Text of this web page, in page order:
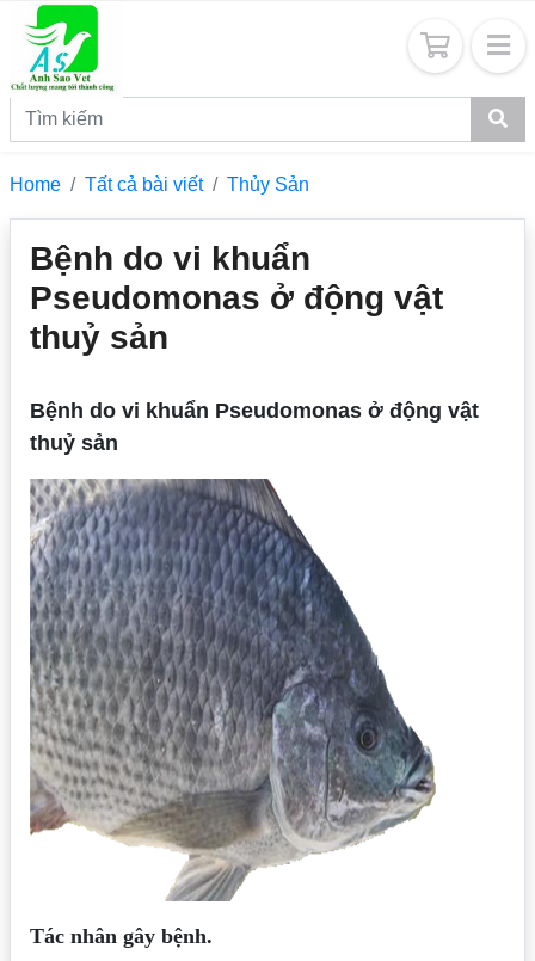
Home Tất cả bài viết Thủy Sản
Bệnh do vi khuẩn
Pseudomonas ở động vật
thuỷ sản
Bệnh do vi khuẩn Pseudomonas ở động vật
thuỷ sản
Tác nhân gây bệnh.